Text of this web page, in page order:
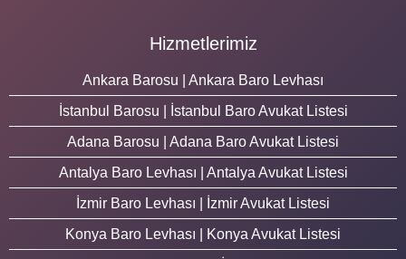
Hizmetlerimiz
Ankara Barosu | Ankara Baro Levhası
İstanbul Barosu | İstanbul Baro Avukat Listesi
Adana Barosu | Adana Baro Avukat Listesi
Antalya Baro Levhası | Antalya Avukat Listesi
İzmir Baro Levhası | İzmir Avukat Listesi
Konya Baro Levhası | Konya Avukat Listesi